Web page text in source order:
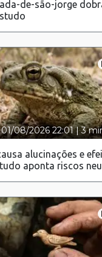
de-são-jorge
01/08/2026 22:01|3
alucinações e
aponta riscos